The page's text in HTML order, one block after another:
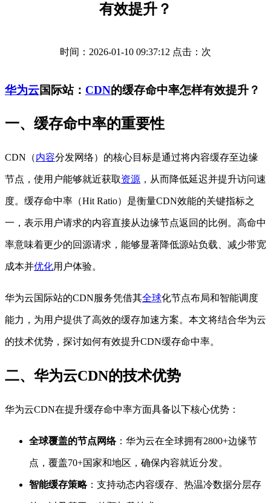
有效提升？
时间：2026-01-10 09:37:12 点击： 次
华为云国际站： CDN的缓存命中率怎样有效提升？
一、缓存命中率的重要性
CDN（内容分发网络）的核心目标是通过将内容缓存至边缘
节点，使用户能够就近获取资源 ，从而降低延迟并提升访问速
度。缓存命中率（Hit Ratio）是衡量CDN效能的关键指标之
一，表示用户请求的内容直接从边缘节点返回的比例。高命中
率意味着更少的回源请求，能够显著降低源站负载、减少带宽
成本并优化用户体验。
华为云国际站的CDN服务凭借其全球化节点布局和智能调度
能力，为用户提供了高效的缓存加速方案。本文将结合华为云
的技术优势，探讨如何有效提升CDN缓存命中率。
二、华为云CDN的技术优势
华为云CDN在提升缓存命中率方面具备以下核心优势：
全球覆盖的节点网络：华为云在全球拥有2800+边缘节
点，覆盖70+国家和地区，确保内容就近分发。
智能缓存策略：支持动态内容缓存、热温冷数据分层存